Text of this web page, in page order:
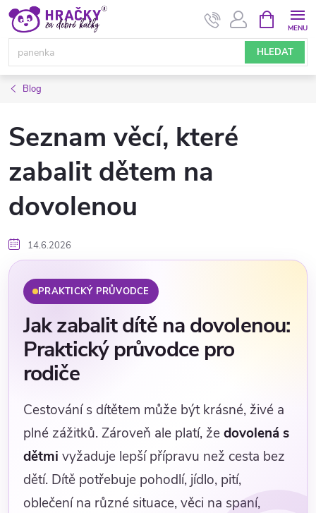
Přejít
obsah
HLEDAT
NÁKUPNÍ
KOŠÍK
Blog
Seznam věcí, které
zabalit dětem na
dovolenou
14.6.2026
PRAKTICKÝ PRŮVODCE
Jak zabalit dítě na dovolenou:
Praktický průvodce pro
rodiče
Cestování s dítětem může být krásné, živé a
plné zážitků. Zároveň ale platí, žedovolená s
dětmi vyžaduje lepší přípravu než cesta bez
dětí. Dítě potřebuje pohodlí, jídlo, pití,
oblečení na různé situace, věci na spaní,